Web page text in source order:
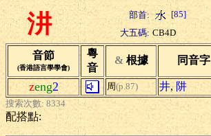
汫 部首: [85]
大五碼: CB4D
音節
(香港語言學學會)
粵
音
& 根據 同音字
zeng2 周(p.87) 井, 阱
搜索次數: 8334
配搭點: